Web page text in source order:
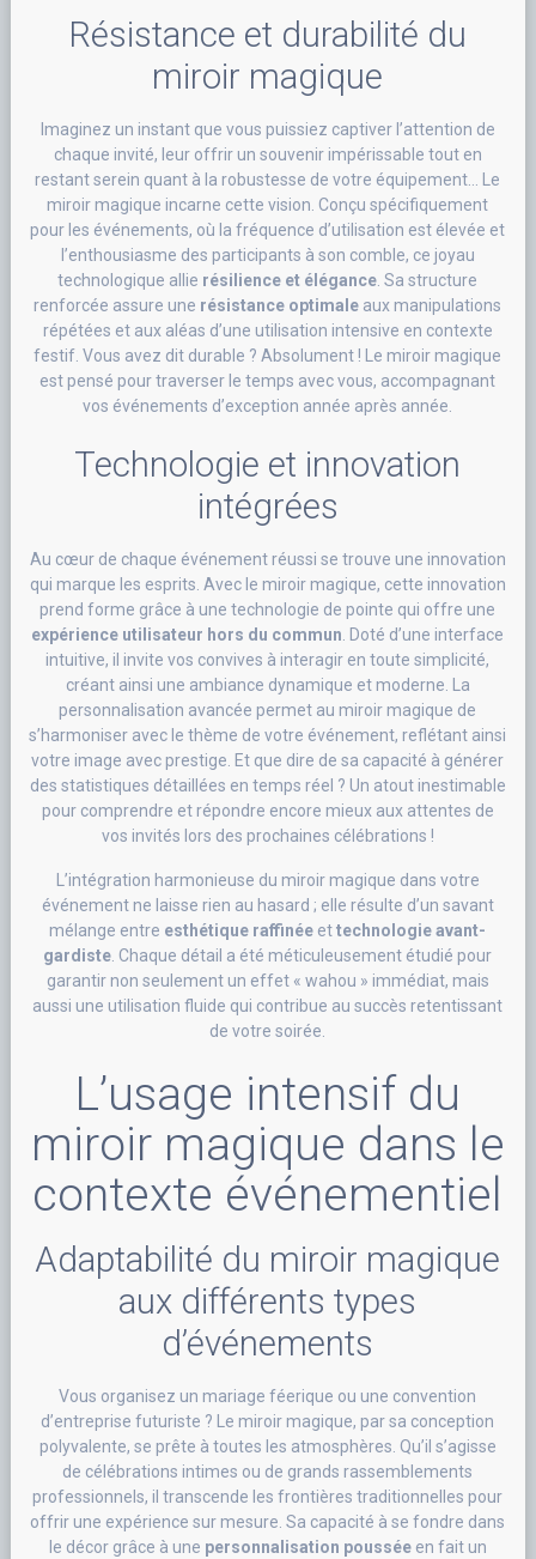
Résistance et durabilité du
miroir magique
Imaginez un instant que vous puissiez captiver l’attention de
chaque invité, leur offrir un souvenir impérissable tout en
restant serein quant à la robustesse de votre équipement… Le
miroir magique incarne cette vision. Conçu spécifiquement
pour les événements, où la fréquence d’utilisation est élevée et
l’enthousiasme des participants à son comble, ce joyau
technologique allie résilience et élégance. Sa structure
renforcée assure une résistance optimale aux manipulations
répétées et aux aléas d’une utilisation intensive en contexte
festif. Vous avez dit durable ? Absolument ! Le miroir magique
est pensé pour traverser le temps avec vous, accompagnant
vos événements d’exception année après année.
Technologie et innovation
intégrées
Au cœur de chaque événement réussi se trouve une innovation
qui marque les esprits. Avec le miroir magique, cette innovation
prend forme grâce à une technologie de pointe qui offre une
expérience utilisateur hors du commun. Doté d’une interface
intuitive, il invite vos convives à interagir en toute simplicité,
créant ainsi une ambiance dynamique et moderne. La
personnalisation avancée permet au miroir magique de
s’harmoniser avec le thème de votre événement, reflétant ainsi
votre image avec prestige. Et que dire de sa capacité à générer
des statistiques détaillées en temps réel ? Un atout inestimable
pour comprendre et répondre encore mieux aux attentes de
vos invités lors des prochaines célébrations !
L’intégration harmonieuse du miroir magique dans votre
événement ne laisse rien au hasard ; elle résulte d’un savant
mélange entre esthétique raffinée ettechnologie avant-
gardiste. Chaque détail a été méticuleusement étudié pour
garantir non seulement un effet « wahou » immédiat, mais
aussi une utilisation fluide qui contribue au succès retentissant
de votre soirée.
L’usage intensif du
miroir magique dans le
contexte événementiel
Adaptabilité du miroir magique
aux différents types
d’événements
Vous organisez un mariage féerique ou une convention
d’entreprise futuriste ? Le miroir magique, par sa conception
polyvalente, se prête à toutes les atmosphères. Qu’il s’agisse
de célébrations intimes ou de grands rassemblements
professionnels, il transcende les frontières traditionnelles pour
offrir une expérience sur mesure. Sa capacité à se fondre dans
le décor grâce à une personnalisation pousséeen fait un